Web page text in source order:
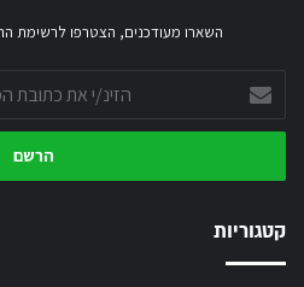
השארו מעודכנים, הצטרפו לרשימת
את
כתובת
שלך
קטגוריות